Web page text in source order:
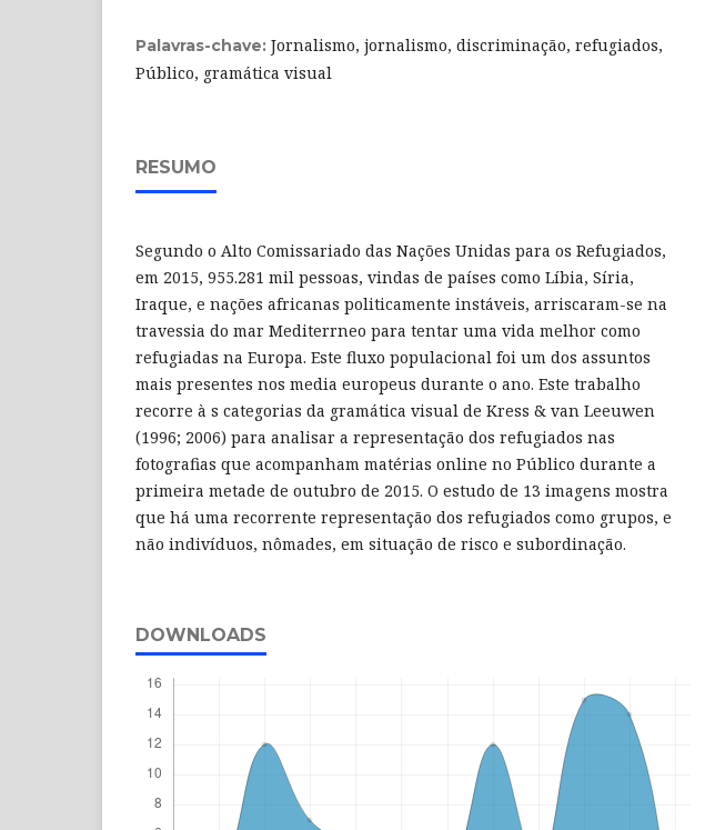
Palavras-chave: Jornalismo, jornalismo, discriminação, refugiados,
Público, gramática visual
RESUMO
Segundo o Alto Comissariado das Nações Unidas para os Refugiados,
em 2015, 955.281 mil pessoas, vindas de países como Líbia, Síria,
Iraque, e nações africanas politicamente instáveis, arriscaram-se na
travessia do mar Mediterrneo para tentar uma vida melhor como
refugiadas na Europa. Este fluxo populacional foi um dos assuntos
mais presentes nos media europeus durante o ano. Este trabalho
recorre à s categorias da gramática visual de Kress & van Leeuwen
(1996; 2006) para analisar a representação dos refugiados nas
fotografias que acompanham matérias online no Público durante a
primeira metade de outubro de 2015. O estudo de 13 imagens mostra
que há uma recorrente representação dos refugiados como grupos, e
não indivíduos, nômades, em situação de risco e subordinação.
DOWNLOADS